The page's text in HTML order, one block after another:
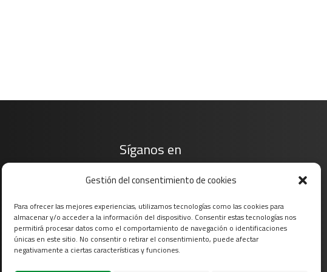
Gestión del consentimiento de cookies
Para ofrecer las mejores experiencias, utilizamos tecnologías como las cookies para
almacenar y/o acceder a la información del dispositivo. Consentir estas tecnologías nos
permitirá procesar datos como el comportamiento de navegación o identificaciones
únicas en este sitio. No consentir o retirar el consentimiento, puede afectar
negativamente a ciertas características y funciones.
Síganos en